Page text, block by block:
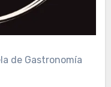
de Gastronomía